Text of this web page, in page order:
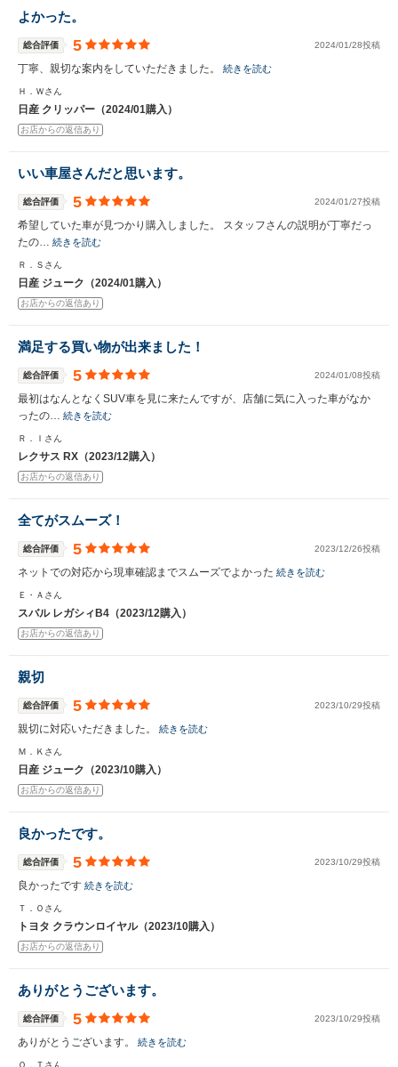
よかった。
総合評価 5 2024/01/28投稿
丁寧、親切な案内をしていただきました。 続きを読む
Ｈ．Ｗさん
日産 クリッパー（2024/01購入）
お店からの返信あり
いい車屋さんだと思います。
総合評価 5 2024/01/27投稿
希望していた車が見つかり購入しました。 スタッフさんの説明が丁寧だっ
たの… 続きを読む
Ｒ．Ｓさん
日産 ジューク（2024/01購入）
お店からの返信あり
満足する買い物が出来ました！
総合評価 5 2024/01/08投稿
最初はなんとなくSUV車を見に来たんですが、店舗に気に入った車がなか
ったの… 続きを読む
Ｒ．Ｉさん
レクサス RX（2023/12購入）
お店からの返信あり
全てがスムーズ！
総合評価 5 2023/12/26投稿
ネットでの対応から現車確認までスムーズでよかった 続きを読む
Ｅ・Ａさん
スバル レガシィB4（2023/12購入）
お店からの返信あり
親切
総合評価 5 2023/10/29投稿
親切に対応いただきました。 続きを読む
Ｍ．Ｋさん
日産 ジューク（2023/10購入）
お店からの返信あり
良かったです。
総合評価 5 2023/10/29投稿
良かったです 続きを読む
Ｔ．Ｏさん
トヨタ クラウンロイヤル（2023/10購入）
お店からの返信あり
ありがとうございます。
総合評価 5 2023/10/29投稿
ありがとうございます。 続きを読む
Ｏ．Ｔさん